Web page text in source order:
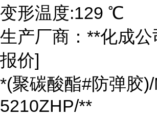
变形温度:129 ℃
生产厂商：**化成公
报价]
*(聚碳酸酯#防弹胶
5210ZHP/**